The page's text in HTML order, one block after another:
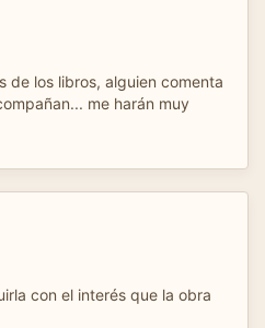
de los libros, alguien comenta
me harán muy
con el interés que la obra